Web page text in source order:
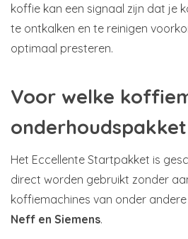
koffie kan een signaal zijn dat je
te ontkalken en te reinigen
optimaal presteren.
Voor welke
Het Eccellente Startpakket is
direct worden gebruikt zonder
koffiemachines van onder andere
Neff en Siemens.